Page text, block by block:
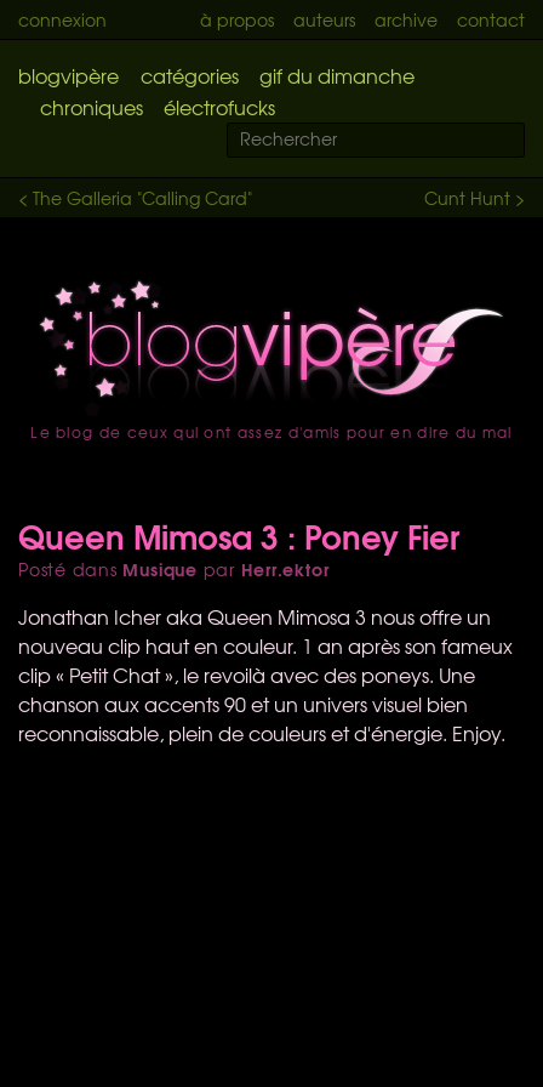
connexion à propos auteurs archive contact
blogvipère catégories
gif du dimanche
chroniques
électrofucks
Cunt Hunt >
< The Galleria "Calling Card"
accueil
Le blog de ceux qui ont assez d'amis pour en dire du mal
Queen Mimosa 3 : Poney Fier
Posté dans Musique par Herr.ektor
Jonathan Icher aka Queen Mimosa 3 nous offre un
nouveau clip haut en couleur. 1 an après son fameux
clip « Petit Chat », le revoilà avec des poneys. Une
chanson aux accents 90 et un univers visuel bien
reconnaissable, plein de couleurs et d'énergie. Enjoy.